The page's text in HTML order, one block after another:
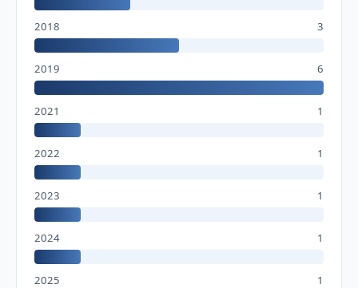
2018 3
2019 6
2021 1
2022 1
2023 1
2024 1
2025 1